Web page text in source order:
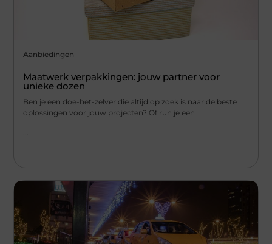
Aanbiedingen
Maatwerk verpakkingen: jouw partner voor
unieke dozen
Ben je een doe-het-zelver die altijd op zoek is naar de beste
oplossingen voor jouw projecten? Of run je een